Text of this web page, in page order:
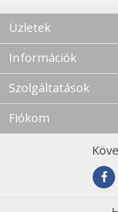
Üzletek
Információk
Szolgáltatások
Fiókom